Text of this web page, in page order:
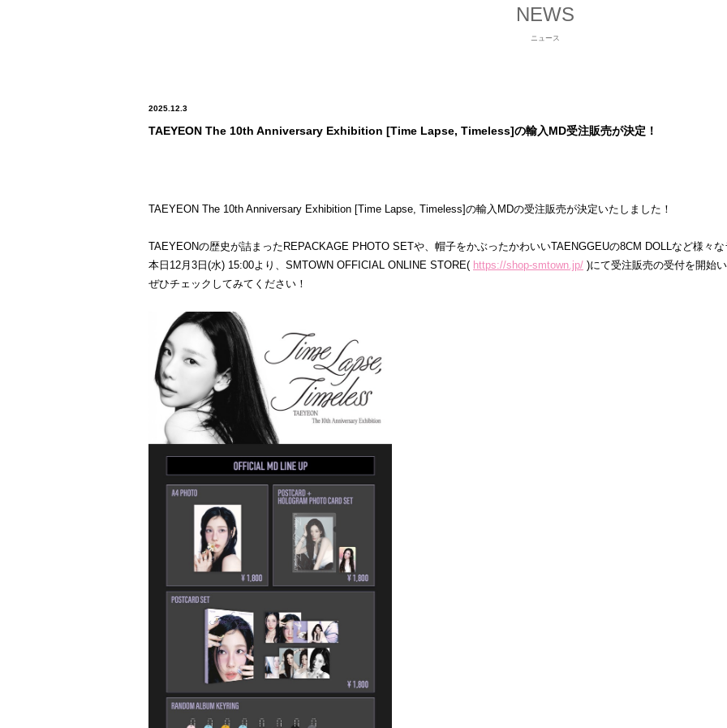
NEWS
ニュース
2025.12.3
TAEYEON The 10th Anniversary Exhibition [Time Lapse, Timeless]の輸入MD受注販売が決定！
TAEYEON The 10th Anniversary Exhibition [Time Lapse, Timeless]の輸入MDの受注販売が決定いたしました！
TAEYEONの歴史が詰まったREPACKAGE PHOTO SETや、帽子をかぶったかわいいTAENGGEUの8CM DOLLなど様々
本日12月3日(水) 15:00より、SMTOWN OFFICIAL ONLINE STORE( https://shop-smtown.jp/ )にて受注販売の受付を開始
ぜひチェックしてみてください！